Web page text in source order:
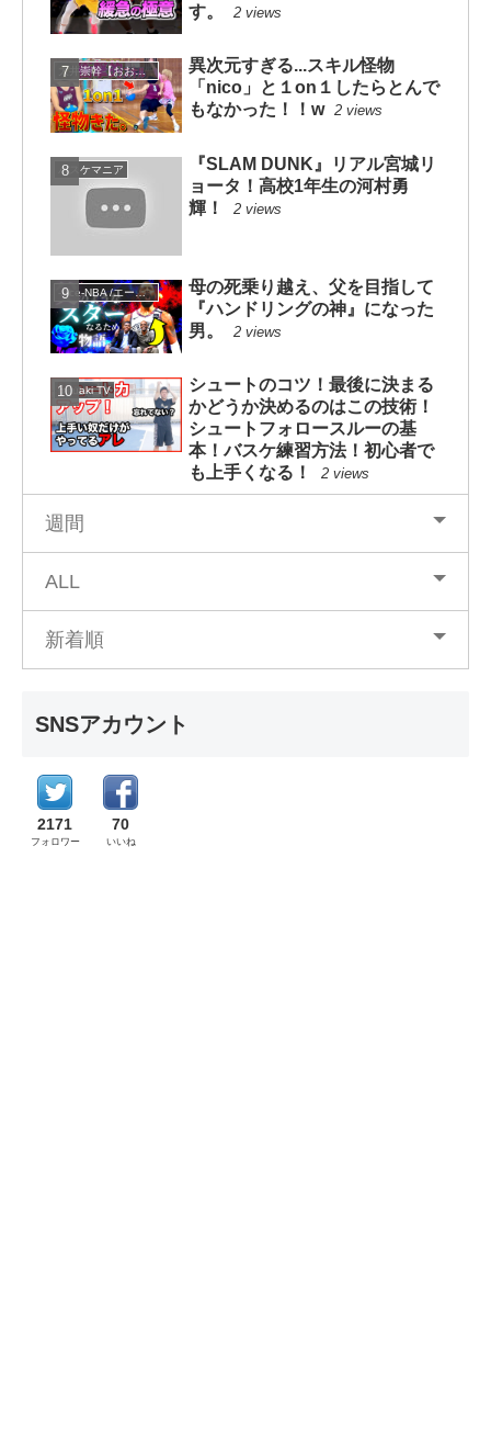
す。
2 views
大井崇幹【おおいたかよし】
異次元すぎる...スキル怪物
「nico」と１on１したらとんで
もなかった！！w 2 views
バスケマニア
『SLAM DUNK』リアル宮城リ
ョータ！高校1年生の河村勇
輝！
2 views
-Ace-NBA /エースNBA
母の死乗り越え、父を目指して
『ハンドリングの神』になった
男。
2 views
mituaki TV
シュートのコツ！最後に決まる
かどうか決めるのはこの技術！
シュートフォロースルーの基
本！バスケ練習方法！初心者で
も上手くなる！
2 views
週間
ALL
新着順
SNSアカウント
2171
フォロワー
70
いいね